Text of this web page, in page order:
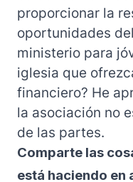
proporcionar la
oportunidades
ministerio para
iglesia que
financiero? He
la asociación no
de las partes.
Comparte las
está haciendo en